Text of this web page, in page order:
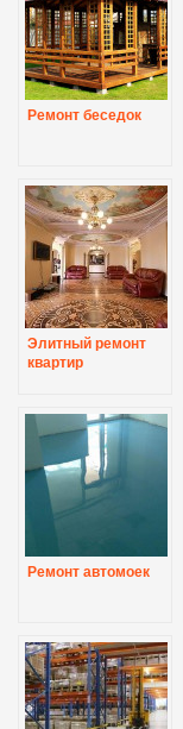
Ремонт беседок
Элитный ремонт
квартир
Ремонт автомоек